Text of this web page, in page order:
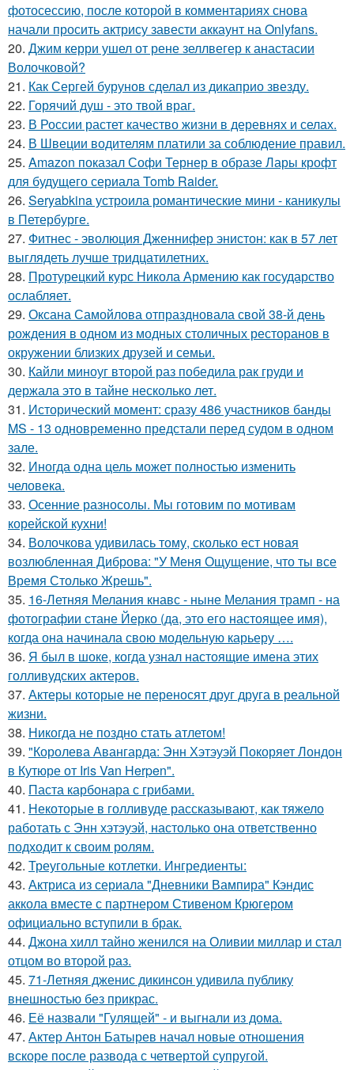
фотосессию, после которой в комментариях снова
начали просить актрису завести аккаунт на Onlyfans.
20. Джим керри ушел от рене зеллвегер к анастасии
Волочковой?
21. Как Сергей бурунов сделал из дикаприо звезду.
22. Горячий душ - это твой враг.
23. В России растет качество жизни в деревнях и селах.
24. В Швеции водителям платили за соблюдение правил.
25. Amazon показал Софи Тернер в образе Лары крофт
для будущего сериала Tomb Raider.
26. Seryabkina устроила романтические мини - каникулы
в Петербурге.
27. Фитнес - эволюция Дженнифер энистон: как в 57 лет
выглядеть лучше тридцатилетних.
28. Протурецкий курс Никола Армению как государство
ослабляет.
29. Оксана Самойлова отпраздновала свой 38-й день
рождения в одном из модных столичных ресторанов в
окружении близких друзей и семьи.
30. Кайли миноуг второй раз победила рак груди и
держала это в тайне несколько лет.
31. Исторический момент: сразу 486 участников банды
MS - 13 одновременно предстали перед судом в одном
зале.
32. Иногда одна цель может полностью изменить
человека.
33. Осенние разносолы. Мы готовим по мотивам
корейской кухни!
34. Волочкова удивилась тому, сколько ест новая
возлюбленная Диброва: "У Меня Ощущение, что ты все
Время Столько Жрешь".
35. 16-Летняя Мелания кнавс - ныне Мелания трамп - на
фотографии стане Йерко (да, это его настоящее имя),
когда она начинала свою модельную карьеру ….
36. Я был в шоке, когда узнал настоящие имена этих
голливудских актеров.
37. Актеры которые не переносят друг друга в реальной
жизни.
38. Никогда не поздно стать атлетом!
39. "Королева Авангарда: Энн Хэтэуэй Покоряет Лондон
в Кутюре от Iris Van Herpen".
40. Паста карбонара с грибами.
41. Некоторые в голливуде рассказывают, как тяжело
работать с Энн хэтэуэй, настолько она ответственно
подходит к своим ролям.
42. Треугольные котлетки. Ингредиенты:
43. Актриса из сериала "Дневники Вампира" Кэндис
аккола вместе с партнером Стивеном Крюгером
официально вступили в брак.
44. Джона хилл тайно женился на Оливии миллар и стал
отцом во второй раз.
45. 71-Летняя дженис дикинсон удивила публику
внешностью без прикрас.
46. Её назвали "Гулящей" - и выгнали из дома.
47. Актер Антон Батырев начал новые отношения
вскоре после развода с четвертой супругой.